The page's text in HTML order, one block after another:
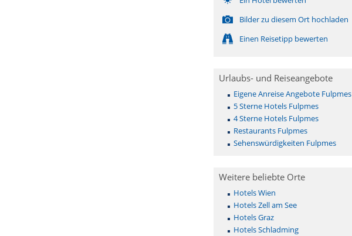
Bilder zu diesem Ort hochladen
Einen Reisetipp bewerten
Urlaubs- und Reiseangebote
Eigene Anreise Angebote Fulpmes
5 Sterne Hotels Fulpmes
4 Sterne Hotels Fulpmes
Restaurants Fulpmes
Sehenswürdigkeiten Fulpmes
Weitere beliebte Orte
Hotels Wien
Hotels Zell am See
Hotels Graz
Hotels Schladming